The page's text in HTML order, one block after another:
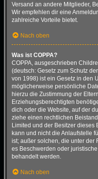
Versand an andere Mitglieder,
Wir empfehlen dir eine
zahlreiche Vorteile bietet.
Nach oben
Was ist COPPA?
COPPA, ausgeschrieben
(deutsch: Gesetz zum Schutz
von 1998) ist ein Gesetz in den
möglicherweise persönliche
hierzu die Zustimmung der
Erziehungsberechtigten
dich oder die Website, auf der
ziehe einen rechtlichen
Limited und der Besitzer dieses
kann und nicht die Anlaufstelle
ist; außer solchen, die unter der
es Beschwerden oder
behandelt werden.
Nach oben